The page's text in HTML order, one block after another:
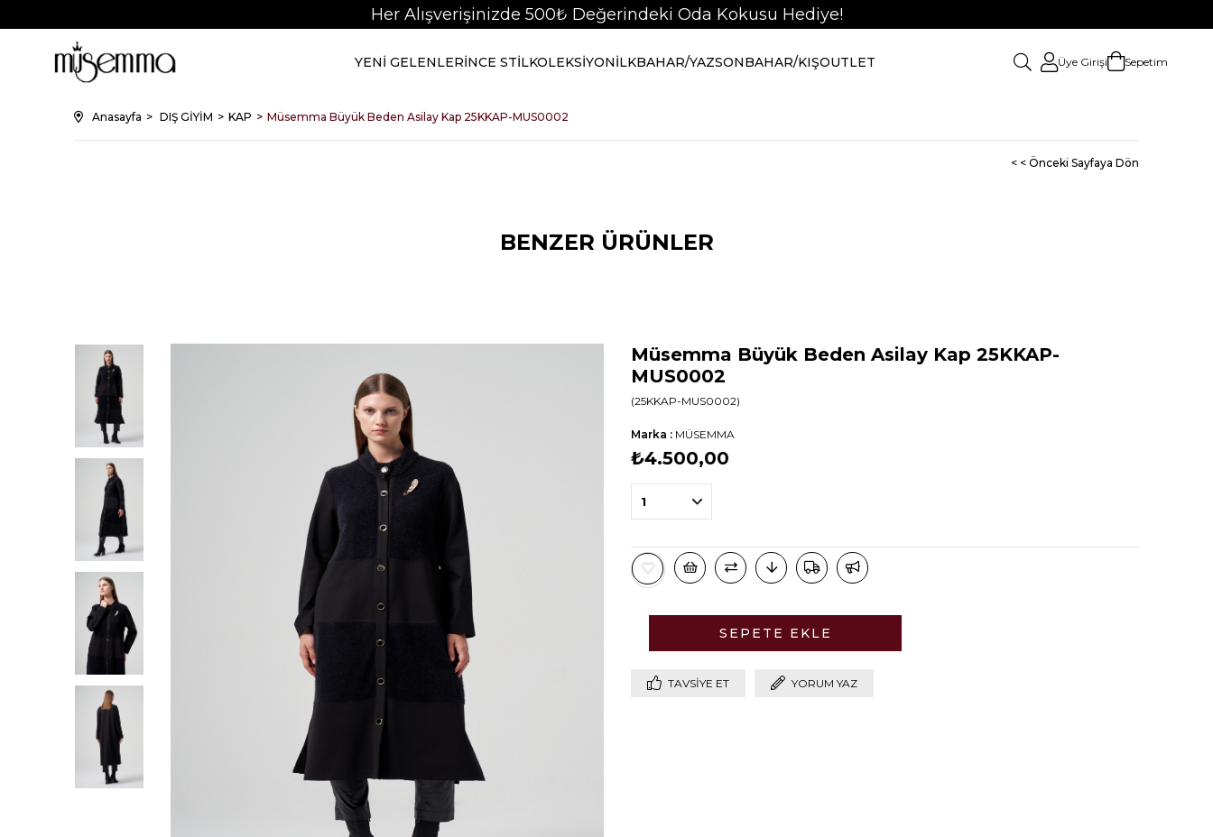
Her Alışverişinizde 500₺ Değerindeki Oda Kokusu Hediye!
YENİ GELENLERİNCE STİLKOLEKSİYONİLKBAHAR/YAZSONBAHAR/KIŞOUTLET Üye Girişi Sepetim
Anasayfa DIŞ GİYİM KAP Müsemma Büyük Beden Asilay Kap 25KKAP-MUS0002
< < Önceki Sayfaya Dön
BENZER ÜRÜNLER
Müsemma Büyük Beden Asilay Kap 25KKAP-
MUS0002
(25KKAP-MUS0002)
Marka : MÜSEMMA
₺4.500,00
TAVSIYE ET YORUM YAZ